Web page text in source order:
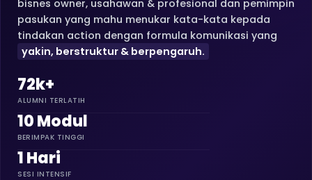
bisnes owner, usahawan & profesional dan pemimpin
pasukan yang mahu menukar kata-kata kepada
tindakan action dengan formula komunikasi yang
yakin, berstruktur & berpengaruh.
72k+
ALUMNI TERLATIH
10 Modul
BERIMPAK TINGGI
1 Hari
SESI INTENSIF